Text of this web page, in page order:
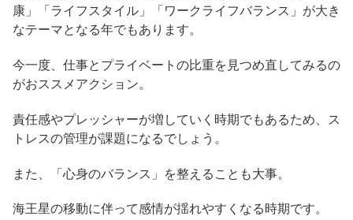
康」「ライフスタイル」「ワークライフバランス」が大き
なテーマとなる年でもあります。
今一度、仕事とプライベートの比重を見つめ直してみるの
がおススメアクション。
責任感やプレッシャーが増していく時期でもあるため、ス
トレスの管理が課題になるでしょう。
また、「心身のバランス」を整えることも大事。
海王星の移動に伴って感情が揺れやすくなる時期です。